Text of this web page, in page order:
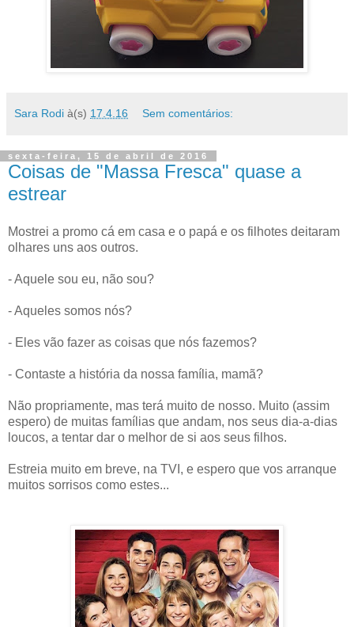
Sara Rodi à(s) 17.4.16 Sem comentários:
sexta-feira, 15 de abril de 2016
Coisas de "Massa Fresca" quase a
estrear
Mostrei a promo cá em casa e o papá e os filhotes deitaram
olhares uns aos outros.
- Aquele sou eu, não sou?
- Aqueles somos nós?
- Eles vão fazer as coisas que nós fazemos?
- Contaste a história da nossa família, mamã?
Não propriamente, mas terá muito de nosso. Muito (assim
espero) de muitas famílias que andam, nos seus dia-a-dias
loucos, a tentar dar o melhor de si aos seus filhos.
Estreia muito em breve, na TVI, e espero que vos arranque
muitos sorrisos como estes...